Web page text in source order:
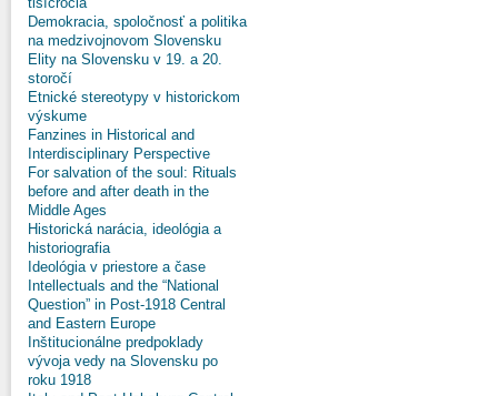
Demokracia, spoločnosť a politika
na medzivojnovom Slovensku
Elity na Slovensku v 19. a 20.
storočí
Etnické stereotypy v historickom
výskume
Fanzines in Historical and
Interdisciplinary Perspective
For salvation of the soul: Rituals
before and after death in the
Middle Ages
Historická narácia, ideológia a
historiografia
Ideológia v priestore a čase
Intellectuals and the “National
Question” in Post-1918 Central
and Eastern Europe
Inštitucionálne predpoklady
vývoja vedy na Slovensku po
roku 1918